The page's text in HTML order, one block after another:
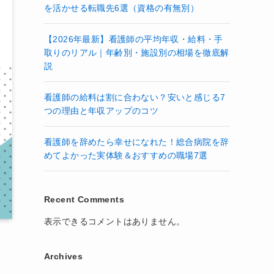
を活かせる転職先6選（資格の有無別）
【2026年最新】看護師の平均年収・給料・手
取りのリアル｜年齢別・施設別の相場を徹底解
説
看護師の給料は割に合わない？安いと感じる7
つの理由と年収アップのコツ
看護師を辞めたら幸せになれた！総合病院を辞
めてよかった実体験＆おすすめの職場7選
Recent Comments
表示できるコメントはありません。
Archives